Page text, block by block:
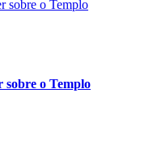
sobre o Templo